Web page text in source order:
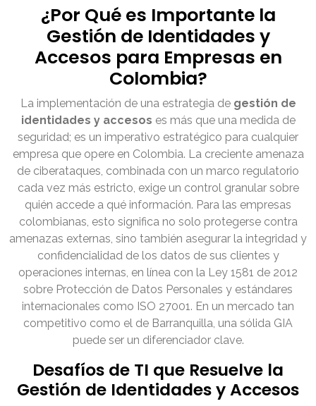
¿Por Qué es Importante la
Gestión de Identidades y
Accesos para Empresas en
Colombia?
La implementación de una estrategia de gestión de
identidades y accesos es más que una medida de
seguridad; es un imperativo estratégico para cualquier
empresa que opere en Colombia. La creciente amenaza
de ciberataques, combinada con un marco regulatorio
cada vez más estricto, exige un control granular sobre
quién accede a qué información. Para las empresas
colombianas, esto significa no solo protegerse contra
amenazas externas, sino también asegurar la integridad y
confidencialidad de los datos de sus clientes y
operaciones internas, en línea con la Ley 1581 de 2012
sobre Protección de Datos Personales y estándares
internacionales como ISO 27001. En un mercado tan
competitivo como el de Barranquilla, una sólida GIA
puede ser un diferenciador clave.
Desafíos de TI que Resuelve la
Gestión de Identidades y Accesos